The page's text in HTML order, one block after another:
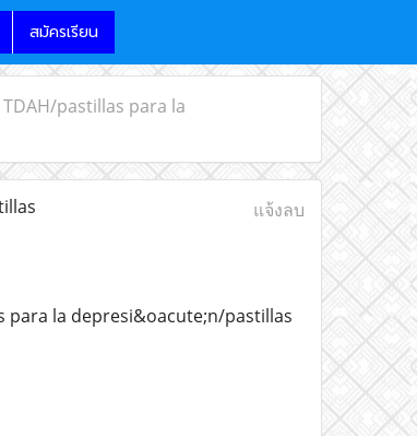
สมัครเรียน
pastillas para la
แจ้งลบ
para la depresi&oacute;n/pastillas